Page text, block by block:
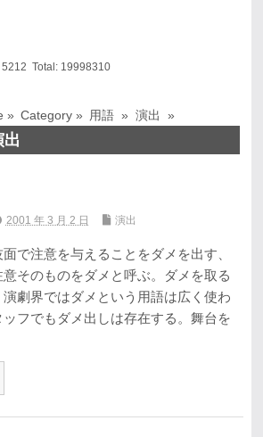
5212 Total: 19998310
» Category » 用語 »演出 »
2001 年 3 月 2 日 演出
で注意を与えることをダメを出す、
そのものをダメと呼ぶ。ダメを取る
劇界ではダメという用語は広く使わ
フでもダメ出しは存在する。舞台を